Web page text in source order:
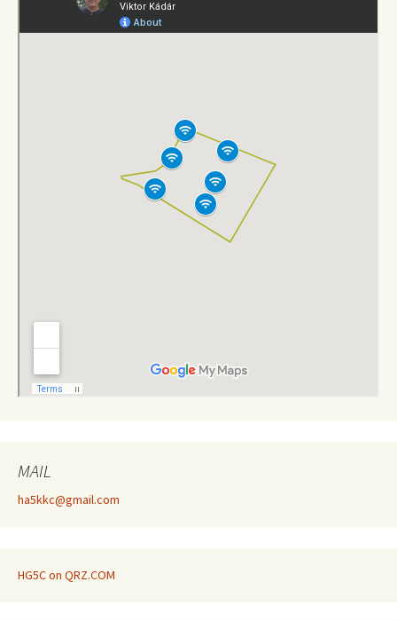
MAIL
ha5kkc@gmail.com
HG5C on QRZ.COM